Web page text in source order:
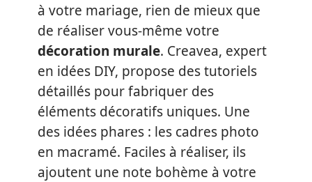
à votre mariage, rien de mieux que
de réaliser vous-même votre
décoration murale. Creavea, expert
en idées DIY, propose des tutoriels
détaillés pour fabriquer des
éléments décoratifs uniques. Une
des idées phares : les cadres photo
en macramé. Faciles à réaliser, ils
ajoutent une note bohème à votre